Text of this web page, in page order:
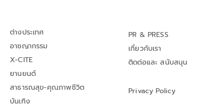
ต่างประเทศ
อาชญากรรม
X-CITE
ยานยนต์
สาธารณสุข-คุณภาพชีวิต
บันเทิง
PR & PRESS
เกี่ยวกับเรา
ติดต่อและ สนับสนุน
Privacy Policy